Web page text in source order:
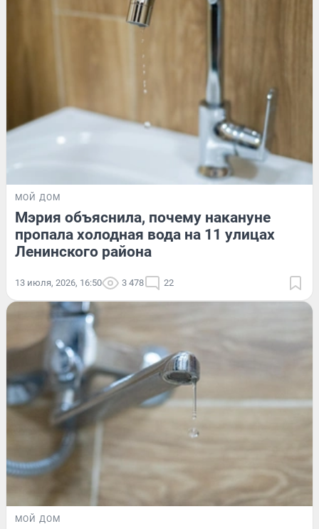
МОЙ ДОМ
Мэрия объяснила, почему накануне
пропала холодная вода на 11 улицах
Ленинского района
13 июля, 2026, 16:50 3 478 22
МОЙ ДОМ